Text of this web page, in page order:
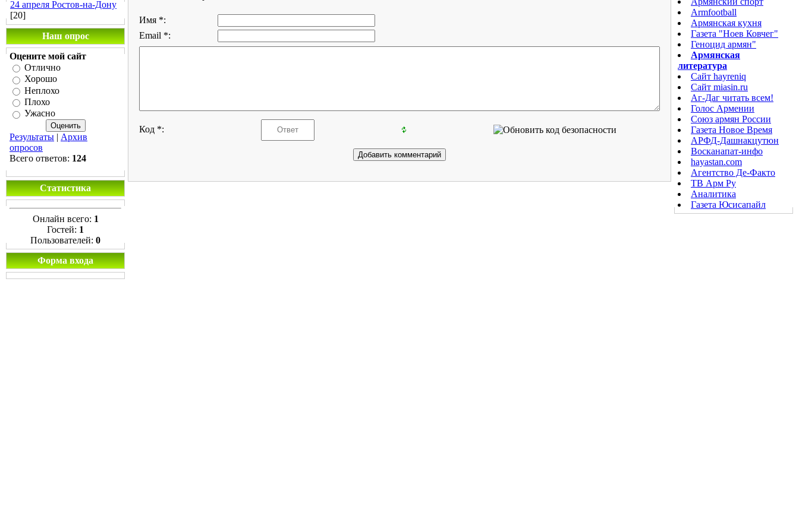
24 апреля Ростов-на-Дону
[20]
Наш опрос
Оцените мой сайт
Отлично
Хорошо
Неплохо
Плохо
Ужасно
Результаты | Архив
опросов
Всего ответов: 124
Статистика
Онлайн всего: 1
Гостей: 1
Пользователей: 0
Форма входа
Имя *:
Email *:
Код *:
Armfootball
Армянская кухня
Газета "Ноев Ковчег"
Геноцид армян"
Армянская
литература
Сайт hayreniq
Сайт miasin.ru
Аг-Даг читать всем!
Голос Армении
Союз армян России
Газета Новое Время
АРФД-Дашнакцутюн
Восканапат-инфо
hayastan.com
Агентство Де-Факто
ТВ Арм Ру
Аналитика
Газета Юсисапайл